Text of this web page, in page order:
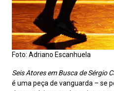
Foto: Adriano Escanhuela
Seis Atores em Busca de Sérgio
é uma peça de vanguarda – se